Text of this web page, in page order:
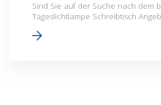
Sind Sie auf der Suche nach dem
Tageslichtlampe Schreibtisch